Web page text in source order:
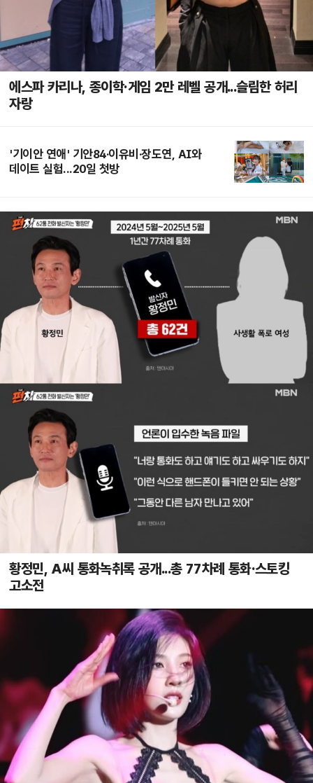
에스파 카리나, 종이학·게임 2만 레벨 공개...슬림한 허리
자랑
'기이안 연애' 기안84·이유비·장도연, AI와
데이트 실험...20일 첫방
황정민, A씨 통화녹취록 공개...총 77차례 통화·스토킹
고소전